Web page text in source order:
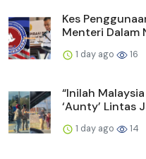
Kes
Menteri Dalam
1 day ago 16
“Inilah
‘Aunty’ Lintas
1 day ago 14